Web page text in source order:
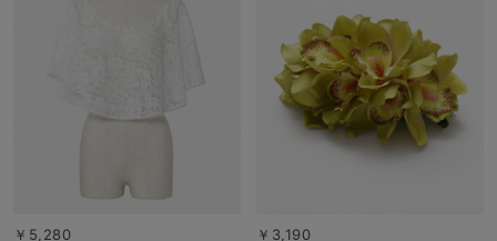
￥5,280 ￥3,190